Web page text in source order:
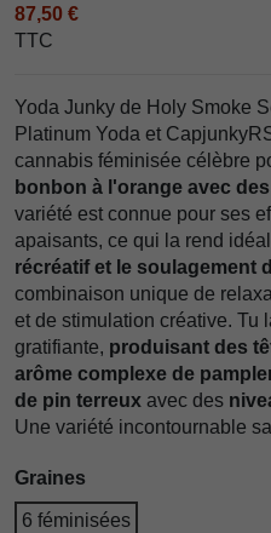
87,50 €
TTC
Yoda Junky de Holy Smoke
Platinum Yoda et
cannabis féminisée célèbre
bonbon à l'orange avec
variété est connue pour ses
apaisants, ce qui la rend
récréatif et le soulagement
combinaison unique de
et de stimulation créative. Tu
gratifiante, produisant des
arôme complexe de
de pin terreux avec des
Une variété incontournable
Graines
6 féminisées